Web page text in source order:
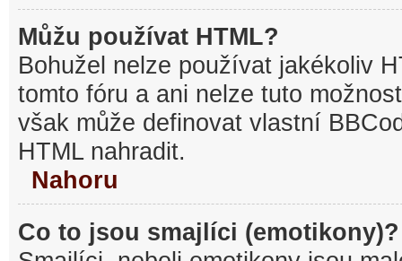
Můžu používat HTML?
Bohužel nelze používat jakékoliv
tomto fóru a ani nelze tuto
však může definovat vlastní
HTML nahradit.
Nahoru
Co to jsou smajlíci (emotikony)?